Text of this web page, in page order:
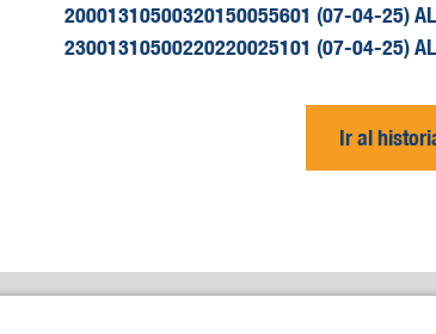
20001310500320150055601 (07-04-25)
23001310500220220025101 (07-04-25)
Ir al